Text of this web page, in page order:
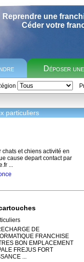
Reprendre une
Céder votre
Déposer
particuliers
et chiens activité en
cause depart contact par
...
DE
FRANCHISE
BON EMPLACEMENT
FREJUS FORT
...